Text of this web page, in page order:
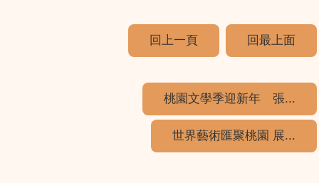
回上一頁 回最上面
桃園文學季迎新年 張...
世界藝術匯聚桃園 展...